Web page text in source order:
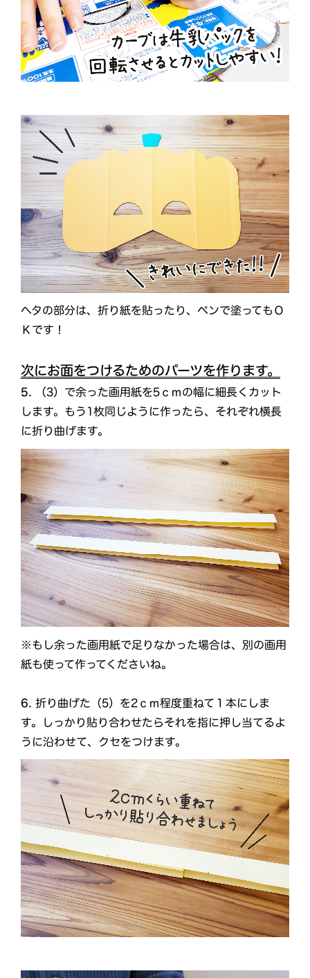
ヘタの部分は、折り紙を貼ったり、ペンで塗ってもＯ
Ｋです！
次にお面をつけるためのパーツを作ります。
5. （3）で余った画用紙を5ｃｍの幅に細長くカット
します。もう1枚同じように作ったら、それぞれ横長
に折り曲げます。
※もし余った画用紙で足りなかった場合は、別の画用
紙も使って作ってくださいね。
6. 折り曲げた（5）を2ｃｍ程度重ねて１本にしま
す。しっかり貼り合わせたらそれを指に押し当てるよ
うに沿わせて、クセをつけます。